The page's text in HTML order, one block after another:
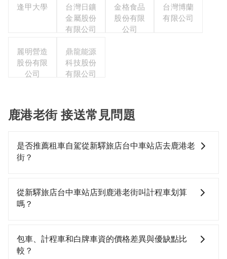
司台灣分
公司
逢甲大學
台灣日鑛
金屬股份
有限公司
金格食品
股份有限
公司
台灣博蘭
有限公司
麗明營造
股份有限
公司
鼎龍能源
科技股份
有限公司
鹿港老街 接送常見問題
是否推薦租車自駕從新驛旅店台中車站店去鹿港老
街？
時不需要閉目養神（因為要自己開車），最重要的是你
當天就要來回，那在台中路邊可隨租隨借的iRent應該是
旅店台中車站店到鹿港老街的花費預估為
$800~1,250（金額差異來自於平假日、車款差異、抵達
從新驛旅店台中車站店到鹿港老街叫計程車划算
嗎？
灣大車隊、Uber、Line Taxi、Yoxi等，如果在路邊攔不
到車，也可考慮打電話至新驛旅店台中車站店附近的計
包車、計程車和白牌車資的價格差異與優缺點比
較？